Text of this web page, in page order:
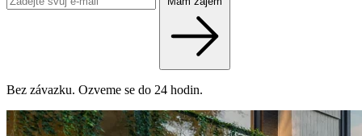
Bez závazku. Ozveme se do 24 hodin.